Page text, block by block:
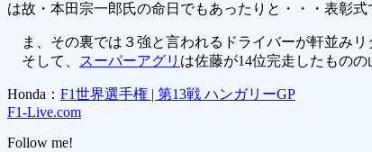
は故・本田宗一郎氏の命日でもあったりと・・・表彰
ま、その裏では３強と言われるドライバーが軒並みリ
そして、
スーパーアグリ は佐藤が14位完走したもの
Honda： F1世界選手権 | 第13戦 ハンガリーGP
F1-Live.com
Follow me!